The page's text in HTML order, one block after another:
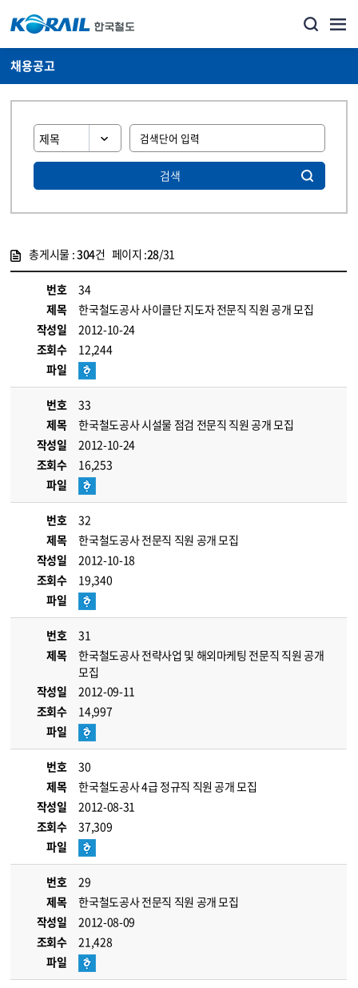
채용공고
검색
총게시물 :304건 페이지 :28/31
번호
34
제목
한국철도공사 사이클단 지도자 전문직 직원 공개 모집
작성일
2012-10-24
조회수
12,244
파일
번호
33
제목
한국철도공사 시설물 점검 전문직 직원 공개 모집
작성일
2012-10-24
조회수
16,253
파일
번호
32
제목
한국철도공사 전문직 직원 공개 모집
작성일
2012-10-18
조회수
19,340
파일
번호
31
제목
한국철도공사 전략사업 및 해외마케팅 전문직 직원 공개
모집
작성일
2012-09-11
조회수
14,997
파일
번호
30
제목
한국철도공사 4급 정규직 직원 공개 모집
작성일
2012-08-31
조회수
37,309
파일
번호
29
제목
한국철도공사 전문직 직원 공개 모집
작성일
2012-08-09
조회수
21,428
파일